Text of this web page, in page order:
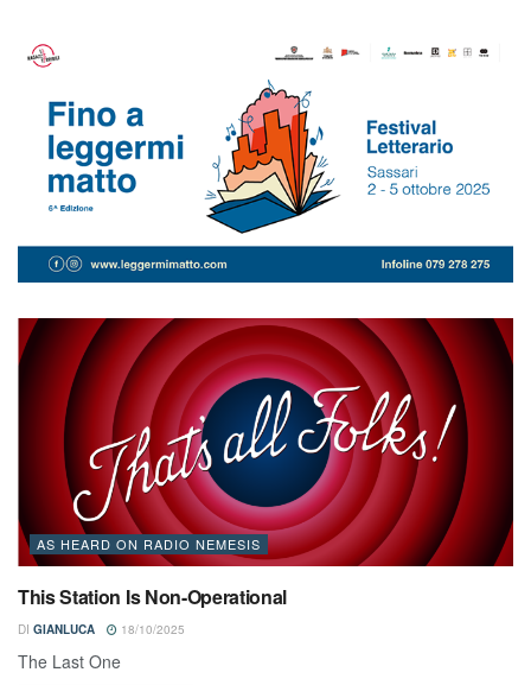
AS HEARD ON RADIO NEMESIS
This Station Is Non-Operational
DI GIANLUCA 18/10/2025
The Last One